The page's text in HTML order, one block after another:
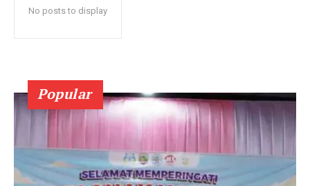
No posts to display
Popular